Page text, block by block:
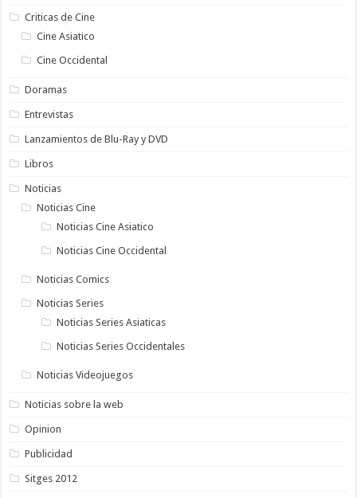
Criticas de Cine
Cine Asiatico
Cine Occidental
Doramas
Entrevistas
Lanzamientos de Blu-Ray y DVD
Libros
Noticias
Noticias Cine
Noticias Cine Asiatico
Noticias Cine Occidental
Noticias Comics
Noticias Series
Noticias Series Asiaticas
Noticias Series Occidentales
Noticias Videojuegos
Noticias sobre la web
Opinion
Publicidad
Sitges 2012